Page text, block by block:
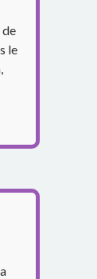
de
le